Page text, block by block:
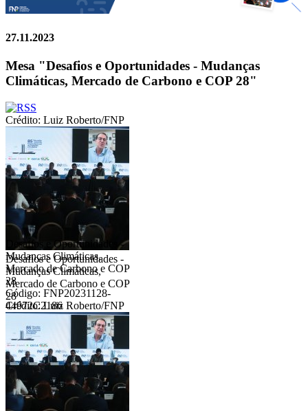
27.11.2023
Mesa "Desafios e Oportunidades - Mudanças
Climáticas, Mercado de Carbono e COP 28"
Crédito: Luiz Roberto/FNP
Desafios e Oportunidades -
Mudanças Climáticas,
Mercado de Carbono e COP
28
Desafios e Oportunidades -
Mudanças Climáticas,
Mercado de Carbono e COP
28
Código: FNP20231128-
44972C2186
Crédito: Luiz Roberto/FNP